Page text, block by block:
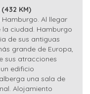
(432 KM)
Al llegar
ciudad. Hamburgo
de sus antiguas
grande de Europa,
sus atracciones
edificio
una sala de
Alojamiento